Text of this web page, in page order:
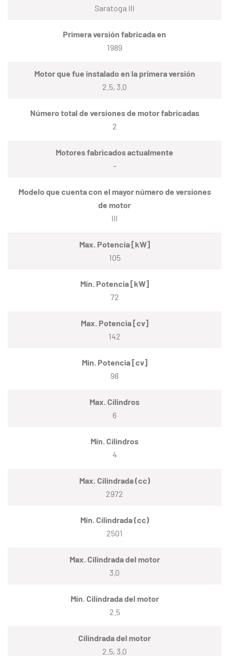
Saratoga III
Primera versión fabricada en
1989
Motor que fue instalado en la primera versión
2.5, 3.0
Número total de versiones de motor fabricadas
2
Motores fabricados actualmente
–
Modelo que cuenta con el mayor número de versiones
de motor
III
Max. Potencia [kW]
105
Mín. Potencia [kW]
72
Max. Potencia [cv]
142
Mín. Potencia [cv]
98
Max. Cilindros
6
Mín. Cilindros
4
Max. Cilindrada (cc)
2972
Mín. Cilindrada (cc)
2501
Max. Cilindrada del motor
3.0
Mín. Cilindrada del motor
2.5
Cilindrada del motor
2.5, 3.0